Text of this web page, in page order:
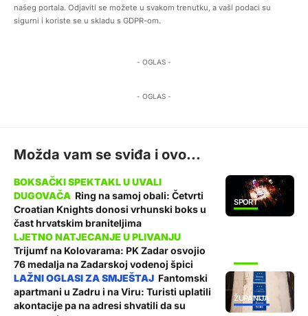
našeg portala. Odjaviti se možete u svakom trenutku, a vaši podaci su
sigurni i koriste se u skladu s GDPR-om.
- OGLAS -
- OGLAS -
Možda vam se sviđa i ovo...
SPORT
Ring na samoj obali: Četvrti
Croatian Knights donosi vrhunski boks u
čast hrvatskim braniteljima
Trijumf na Kolovarama: PK Zadar osvojio
76 medalja na Zadarskoj vodenoj špici
ŽUPANIJA
Fantomski
apartmani u Zadru i na Viru: Turisti uplatili
akontacije pa na adresi shvatili da su